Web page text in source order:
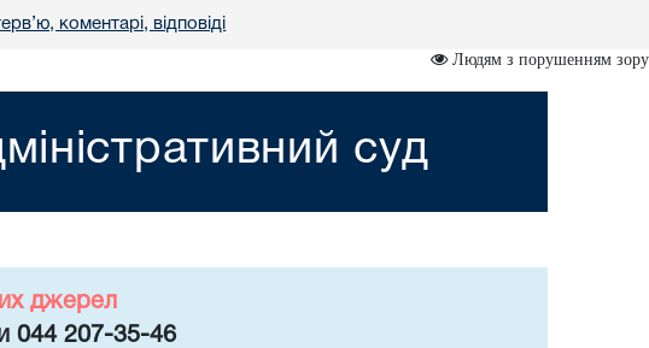
коментарі, відповіді
Людям з порушенням зору
суд
джерел
044 207-35-46